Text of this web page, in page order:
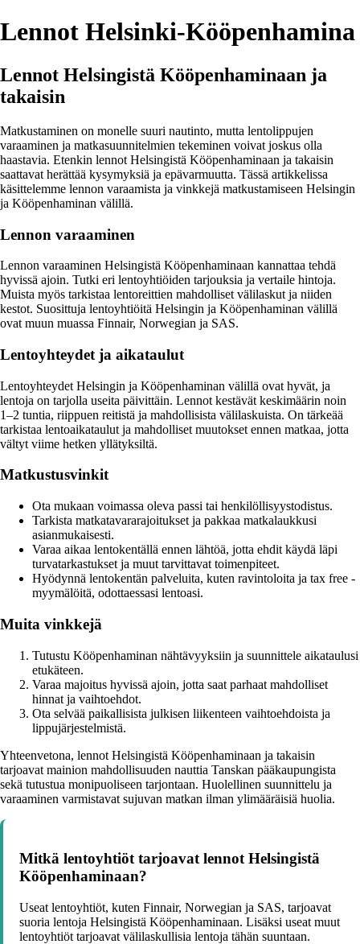
Lennot Helsinki-Kööpenhamina
Lennot Helsingistä Kööpenhaminaan ja
takaisin
Matkustaminen on monelle suuri nautinto, mutta lentolippujen
varaaminen ja matkasuunnitelmien tekeminen voivat joskus olla
haastavia. Etenkin lennot Helsingistä Kööpenhaminaan ja takaisin
saattavat herättää kysymyksiä ja epävarmuutta. Tässä artikkelissa
käsittelemme lennon varaamista ja vinkkejä matkustamiseen Helsingin
ja Kööpenhaminan välillä.
Lennon varaaminen
Lennon varaaminen Helsingistä Kööpenhaminaan kannattaa tehdä
hyvissä ajoin. Tutki eri lentoyhtiöiden tarjouksia ja vertaile hintoja.
Muista myös tarkistaa lentoreittien mahdolliset välilaskut ja niiden
kestot. Suosittuja lentoyhtiöitä Helsingin ja Kööpenhaminan välillä
ovat muun muassa Finnair, Norwegian ja SAS.
Lentoyhteydet ja aikataulut
Lentoyhteydet Helsingin ja Kööpenhaminan välillä ovat hyvät, ja
lentoja on tarjolla useita päivittäin. Lennot kestävät keskimäärin noin
1–2 tuntia, riippuen reitistä ja mahdollisista välilaskuista. On tärkeää
tarkistaa lentoaikataulut ja mahdolliset muutokset ennen matkaa, jotta
vältyt viime hetken yllätyksiltä.
Matkustusvinkit
Ota mukaan voimassa oleva passi tai henkilöllisyystodistus.
Tarkista matkatavararajoitukset ja pakkaa matkalaukkusi
asianmukaisesti.
Varaa aikaa lentokentällä ennen lähtöä, jotta ehdit käydä läpi
turvatarkastukset ja muut tarvittavat toimenpiteet.
Hyödynnä lentokentän palveluita, kuten ravintoloita ja tax free -
myymälöitä, odottaessasi lentoasi.
Muita vinkkejä
Tutustu Kööpenhaminan nähtävyyksiin ja suunnittele aikataulusi
etukäteen.
Varaa majoitus hyvissä ajoin, jotta saat parhaat mahdolliset
hinnat ja vaihtoehdot.
Ota selvää paikallisista julkisen liikenteen vaihtoehdoista ja
lippujärjestelmistä.
Yhteenvetona, lennot Helsingistä Kööpenhaminaan ja takaisin
tarjoavat mainion mahdollisuuden nauttia Tanskan pääkaupungista
sekä tutustua monipuoliseen tarjontaan. Huolellinen suunnittelu ja
varaaminen varmistavat sujuvan matkan ilman ylimääräisiä huolia.
Mitkä lentoyhtiöt tarjoavat lennot Helsingistä
Kööpenhaminaan?
Useat lentoyhtiöt, kuten Finnair, Norwegian ja SAS, tarjoavat
suoria lentoja Helsingistä Kööpenhaminaan. Lisäksi useat muut
lentoyhtiöt tarjoavat välilaskullisia lentoja tähän suuntaan.